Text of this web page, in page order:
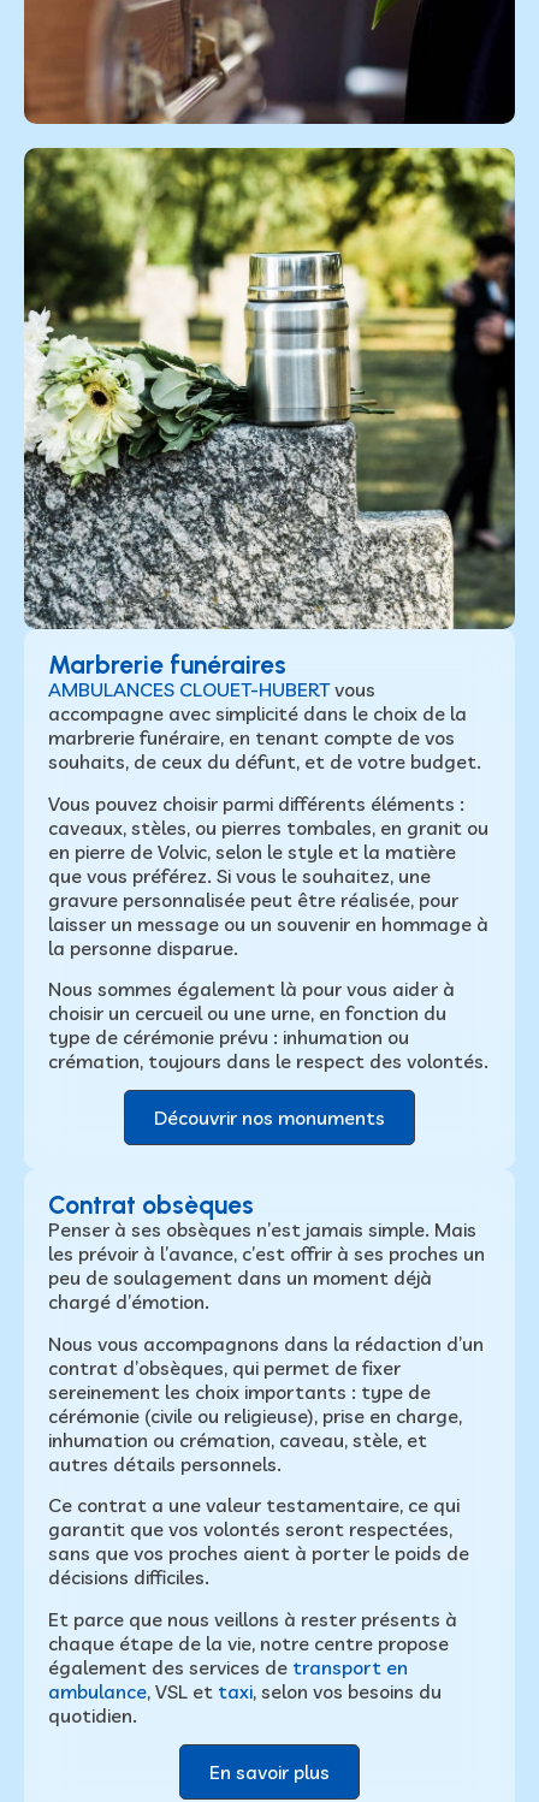
Marbrerie funéraires
AMBULANCES CLOUET-HUBERTvous
accompagne avec simplicité dans le choix de la
marbrerie funéraire, en tenant compte de vos
souhaits, de ceux du défunt, et de votre budget.
Vous pouvez choisir parmi différents éléments :
caveaux, stèles, ou pierres tombales, en granit ou
en pierre de Volvic, selon le style et la matière
que vous préférez. Si vous le souhaitez, une
gravure personnalisée peut être réalisée, pour
laisser un message ou un souvenir en hommage à
la personne disparue.
Nous sommes également là pour vous aider à
choisir un cercueil ou une urne, en fonction du
type de cérémonie prévu : inhumation ou
crémation, toujours dans le respect des volontés.
Découvrir nos monuments
Contrat obsèques
Penser à ses obsèques n’est jamais simple. Mais
les prévoir à l’avance, c’est offrir à ses proches un
peu de soulagement dans un moment déjà
chargé d’émotion.
Nous vous accompagnons dans la rédaction d’un
contrat d’obsèques, qui permet de fixer
sereinement les choix importants : type de
cérémonie (civile ou religieuse), prise en charge,
inhumation ou crémation, caveau, stèle, et
autres détails personnels.
Ce contrat a une valeur testamentaire, ce qui
garantit que vos volontés seront respectées,
sans que vos proches aient à porter le poids de
décisions difficiles.
Et parce que nous veillons à rester présents à
chaque étape de la vie, notre centre propose
également des services de transport en
ambulance, VSL et taxi, selon vos besoins du
quotidien.
En savoir plus